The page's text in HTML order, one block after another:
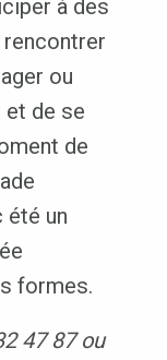
à des
ou
et de se
de
été un
formes.
47 87 ou